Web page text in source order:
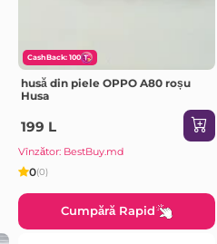
CashBack: 100
husă din piele OPPO A80 roșu
Husa
199 L
Vînzător: BestBuy.md
0(0)
Cumpără Rapid